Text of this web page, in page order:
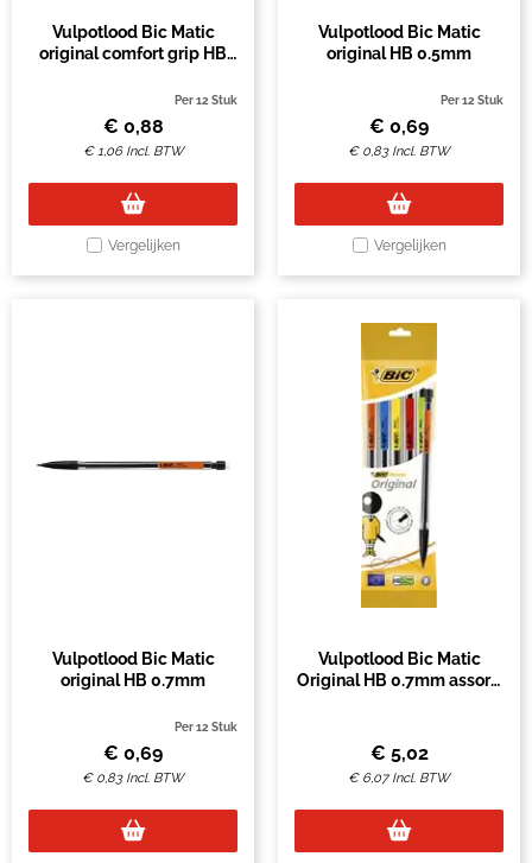
Vulpotlood Bic Matic
original comfort grip HB
Per 12 Stuk
€ 0,88
€1,06 Incl. BTW
Vergelijken
Vulpotlood Bic Matic
original HB 0.5mm
Per 12 Stuk
€ 0,69
€ 0,83 Incl. BTW
Vergelijken
Vulpotlood Bic Matic
original HB 0.7mm
Per 12 Stuk
€ 0,69
€ 0,83 Incl. BTW
Vulpotlood Bic Matic
Original HB 0.7mm assorti
€ 5,02
€ 6,07 Incl. BTW